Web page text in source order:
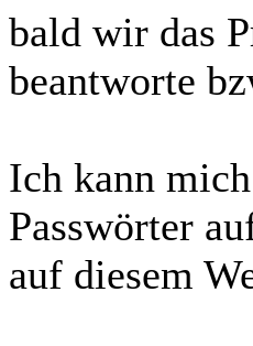
bald wir das
beantworte
Ich kann
Passwörter
auf diesem